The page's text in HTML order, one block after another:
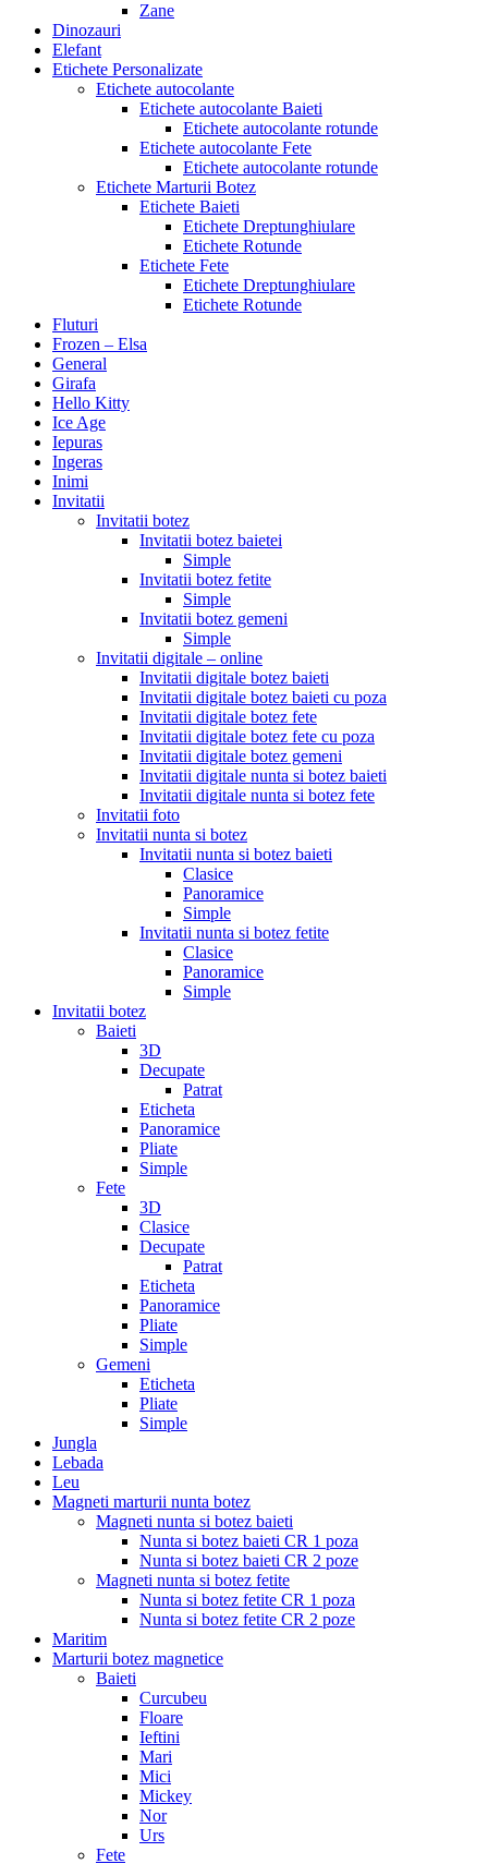
Zane
Dinozauri
Elefant
Etichete Personalizate
Etichete autocolante
Etichete autocolante Baieti
Etichete autocolante rotunde
Etichete autocolante Fete
Etichete autocolante rotunde
Etichete Marturii Botez
Etichete Baieti
Etichete Dreptunghiulare
Etichete Rotunde
Etichete Fete
Etichete Dreptunghiulare
Etichete Rotunde
Fluturi
Frozen – Elsa
General
Girafa
Hello Kitty
Ice Age
Iepuras
Ingeras
Inimi
Invitatii
Invitatii botez
Invitatii botez baietei
Simple
Invitatii botez fetite
Simple
Invitatii botez gemeni
Simple
Invitatii digitale – online
Invitatii digitale botez baieti
Invitatii digitale botez baieti cu poza
Invitatii digitale botez fete
Invitatii digitale botez fete cu poza
Invitatii digitale botez gemeni
Invitatii digitale nunta si botez baieti
Invitatii digitale nunta si botez fete
Invitatii foto
Invitatii nunta si botez
Invitatii nunta si botez baieti
Clasice
Panoramice
Simple
Invitatii nunta si botez fetite
Clasice
Panoramice
Simple
Invitatii botez
Baieti
3D
Decupate
Patrat
Eticheta
Panoramice
Pliate
Simple
Fete
3D
Clasice
Decupate
Patrat
Eticheta
Panoramice
Pliate
Simple
Gemeni
Eticheta
Pliate
Simple
Jungla
Lebada
Leu
Magneti marturii nunta botez
Magneti nunta si botez baieti
Nunta si botez baieti CR 1 poza
Nunta si botez baieti CR 2 poze
Magneti nunta si botez fetite
Nunta si botez fetite CR 1 poza
Nunta si botez fetite CR 2 poze
Maritim
Marturii botez magnetice
Baieti
Curcubeu
Floare
Ieftini
Mari
Mici
Mickey
Nor
Urs
Fete